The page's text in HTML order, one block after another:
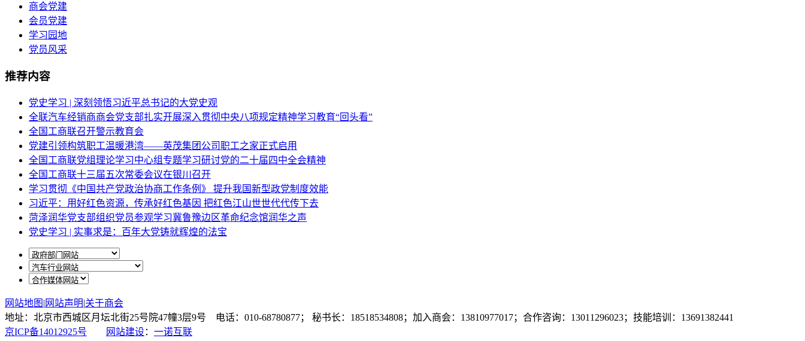
商会党建
会员党建
学习园地
党员风采
推荐内容
党史学习 | 深刻领悟习近平总书记的大党史观
全联汽车经销商商会党支部扎实开展深入贯彻中央八项规定精神学习教育“回头看”
全国工商联召开警示教育会
党建引领构筑职工温暖港湾——英茂集团公司职工之家正式启用
全国工商联党组理论学习中心组专题学习研讨党的二十届四中全会精神
全国工商联十三届五次常委会议在银川召开
学习贯彻《中国共产党政治协商工作条例》 提升我国新型政党制度效能
习近平：用好红色资源，传承好红色基因 把红色江山世世代代传下去
菏泽润华党支部组织党员参观学习冀鲁豫边区革命纪念馆润华之声
党史学习 | 实事求是：百年大党铸就辉煌的法宝
网站地图 | 网站声明|关于商会
地址：北京市西城区月坛北街25号院47幢3层9号 电话：010-68780877； 秘书长：18518534808；加入商会：13810977017；合作咨询：13011296023；技能培训：13691382441
京ICP备14012925号
网站建设： 一诺互联